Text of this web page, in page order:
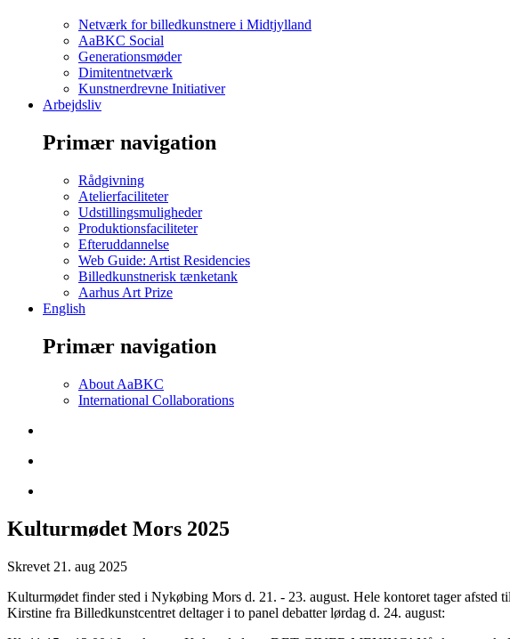
Netværk for billedkunstnere i Midtjylland
AaBKC Social
Generationsmøder
Dimitentnetværk
Kunstnerdrevne Initiativer
Arbejdsliv
Primær navigation
Rådgivning
Atelierfaciliteter
Udstillingsmuligheder
Produktionsfaciliteter
Efteruddannelse
Web Guide: Artist Residencies
Billedkunstnerisk tænketank
Aarhus Art Prize
English
Primær navigation
About AaBKC
International Collaborations
Kulturmødet Mors 2025
Skrevet 21. aug 2025
Kulturmødet finder sted i Nykøbing Mors d. 21. - 23. august. Hele kontoret tager afsted
Kirstine fra Billedkunstcentret deltager i to panel debatter lørdag d. 24. august: